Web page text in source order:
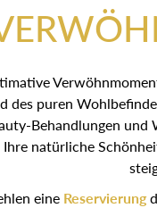
des puren
Behandlungen
natürliche
eine Reservierung